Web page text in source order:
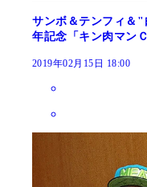
サンボ＆テンフィ＆
年記念「キン肉マン
2019年02月15日 18:00